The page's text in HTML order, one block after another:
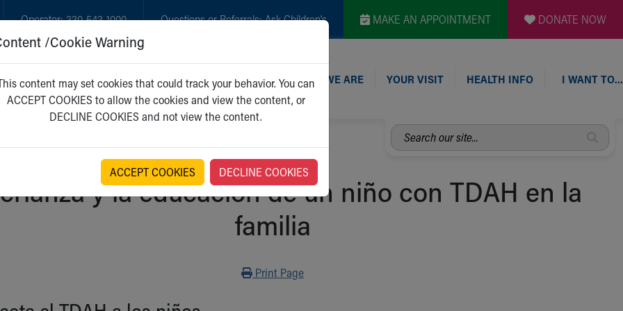
Operator:330-543-1000 Questions or Referrals:Ask Children's MAKE AN APPOINTMENT DONATE NOW
GET CARE NEW PARENTS WHO WE ARE YOUR VISIT HEALTH INFO I WANT TO…
Search
our
y la educación de un niño con TDAH en la
familia
Print
Print Page
/Cookie Warning
content may set cookies that could track your behavior. You can
ACCEPT COOKIES to allow the cookies and view the content, or
DECLINE COOKIES and not view the content.
ACCEPT COOKIES DECLINE COOKIES